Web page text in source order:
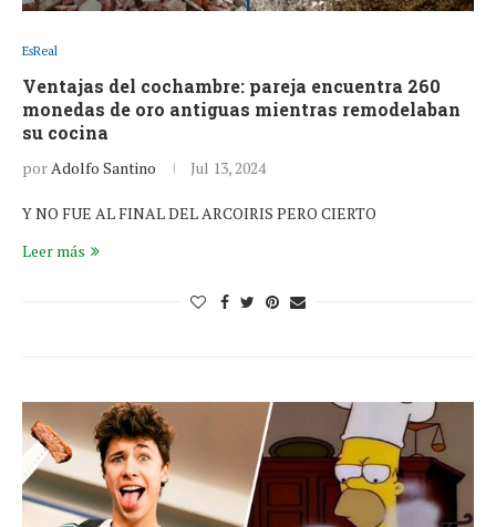
EsReal
Ventajas del cochambre: pareja encuentra 260
monedas de oro antiguas mientras remodelaban
su cocina
porAdolfo Santino Jul 13, 2024
Y NO FUE AL FINAL DEL ARCOIRIS PERO CIERTO
Leer más